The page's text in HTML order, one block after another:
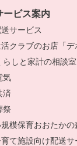
ます。
ービス案内
サービス
クラブのお店「デ
らしと家計の相談室
気
済
祭
模保育おおたかの
て施設向け配送サ